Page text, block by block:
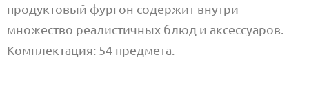
продуктовый фургон содержит внутри
множество реалистичных блюд и аксессуаров.
Комплектация: 54 предмета.